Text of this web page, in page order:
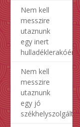
Nem kell
messzire
utaznunk
egy inert
hulladéklerakóért
Nem kell
messzire
utaznunk
egy jó